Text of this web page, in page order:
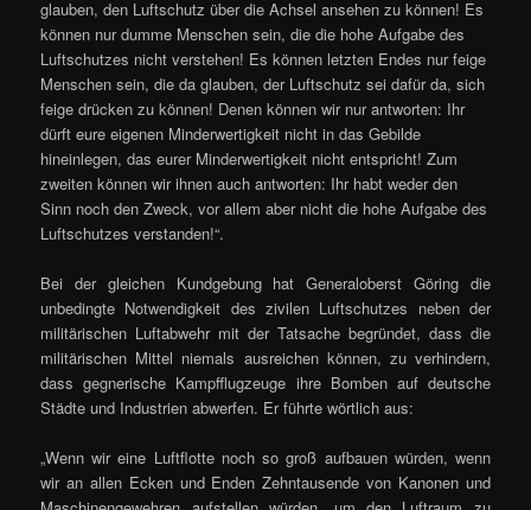
glauben, den Luftschutz über die Achsel ansehen zu können! Es
können nur dumme Menschen sein, die die hohe Aufgabe des
Luftschutzes nicht verstehen! Es können letzten Endes nur feige
Menschen sein, die da glauben, der Luftschutz sei dafür da, sich
feige drücken zu können! Denen können wir nur antworten: Ihr
dürft eure eigenen Minderwertigkeit nicht in das Gebilde
hineinlegen, das eurer Minderwertigkeit nicht entspricht! Zum
zweiten können wir ihnen auch antworten: Ihr habt weder den
Sinn noch den Zweck, vor allem aber nicht die hohe Aufgabe des
Luftschutzes verstanden!“.
Bei der gleichen Kundgebung hat Generaloberst Göring die
unbedingte Notwendigkeit des zivilen Luftschutzes neben der
militärischen Luftabwehr mit der Tatsache begründet, dass die
militärischen Mittel niemals ausreichen können, zu verhindern,
dass gegnerische Kampfflugzeuge ihre Bomben auf deutsche
Städte und Industrien abwerfen. Er führte wörtlich aus:
„Wenn wir eine Luftflotte noch so groß aufbauen würden, wenn
wir an allen Ecken und Enden Zehntausende von Kanonen und